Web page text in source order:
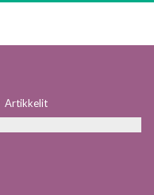
Artikkelit